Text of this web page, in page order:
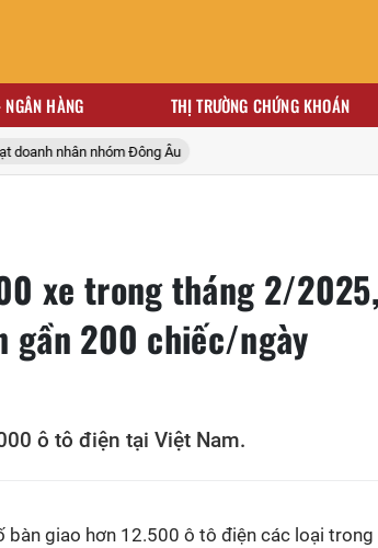
HÀNG THỊ TRƯỜNG CHỨNG KHOÁN
nhân nhóm Đông Âu
xe trong tháng 2/
gần 200 chiếc/ngày
ô tô điện tại Việt Nam.
bàn giao hơn 12.500 ô tô điện các loại